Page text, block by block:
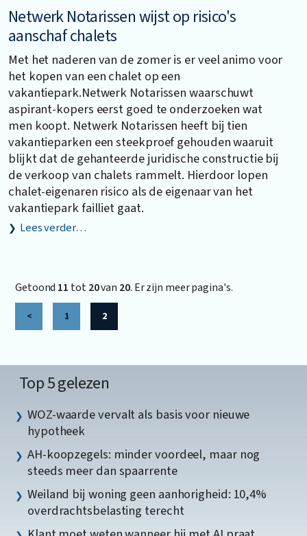
Netwerk Notarissen wijst op risico's
aanschaf chalets
Met het naderen van de zomer is er veel animo voor
het kopen van een chalet op een
vakantiepark.Netwerk Notarissen waarschuwt
aspirant-kopers eerst goed te onderzoeken wat
men koopt. Netwerk Notarissen heeft bij tien
vakantieparken een steekproef gehouden waaruit
blijkt dat de gehanteerde juridische constructie bij
de verkoop van chalets rammelt. Hierdoor lopen
chalet-eigenaren risico als de eigenaar van het
vakantiepark failliet gaat.
Lees verder…
Getoond 11 tot20van 20. Er zijn meer pagina's.
< 1 2
Top 5 gelezen
WOZ-waarde vervalt als basis voor nieuwe
hypotheek
AH-koopzegels: minder voordeel, maar nog
steeds meer dan spaarrente
Weiland bij woning geen aanhorigheid: 10,4%
overdrachtsbelasting terecht